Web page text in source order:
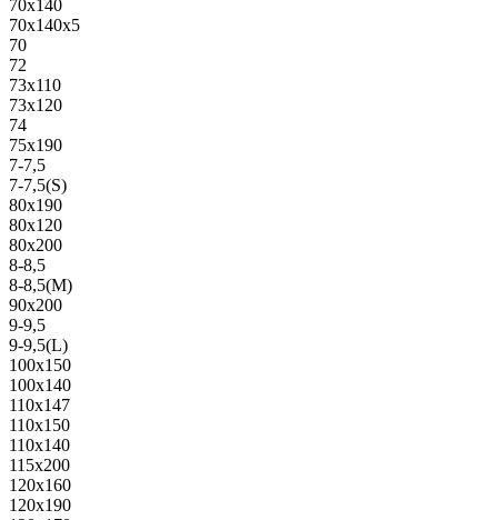
70х140
70х140х5
70
72
73х110
73х120
74
75х190
7-7,5
7-7,5(S)
80х190
80х120
80х200
8-8,5
8-8,5(M)
90х200
9-9,5
9-9,5(L)
100х150
100х140
110х147
110х150
110х140
115х200
120х160
120х190